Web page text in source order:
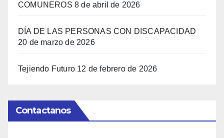
COMUNEROS 8 de abril de 2026
DÍA DE LAS PERSONAS CON DISCAPACIDAD
20 de marzo de 2026
Tejiendo Futuro 12 de febrero de 2026
Contactanos